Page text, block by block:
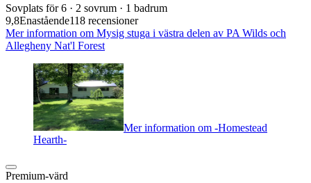
Sovplats för 6 · 2 sovrum · 1 badrum
9,8Enastående118 recensioner
Mer information om Mysig stuga i västra delen av PA Wilds och
Allegheny Nat'l Forest
Mer information om -Homestead
Hearth-
Premium-värd